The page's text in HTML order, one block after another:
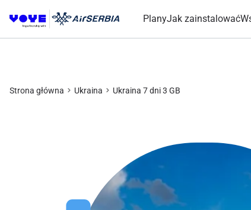
PlanyJak zainstalować
Strona główna Ukraina Ukraina 7 dni 3 GB